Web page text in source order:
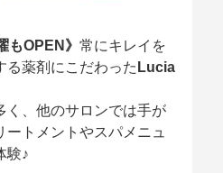
もOPEN》常にキレイを
る薬剤にこだわった Lucia
く、他のサロンでは手が
トメントやスパメニュ
験♪